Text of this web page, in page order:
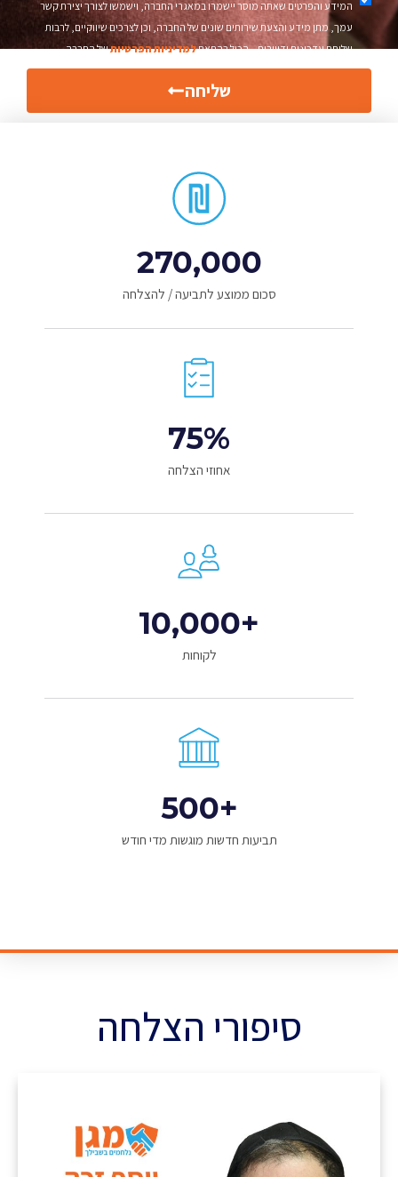
המידע והפרטים שאתה מוסר יישמרו במאגרי החברה, וישמשו לצורך יצירת קשר
עמך, מתן מידע והצעת שירותים שונים של החברה, וכן לצרכים שיווקיים, לרבות
שליחת עדכונים ודיוורים – הכול בהתאםלמדיניות הפרטיותשל החברה.
שליחה
סכום ממוצע לתביעה / להצלחה
270,000
אחוזי הצלחה
%
75
לקוחות
+
10,000
תביעות חדשות מוגשות מדי חודש
+
500
סיפורי הצלחה